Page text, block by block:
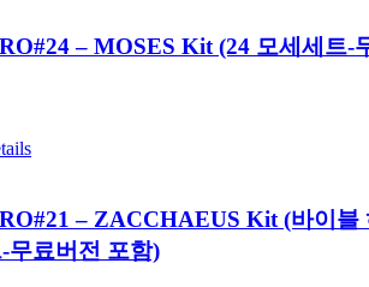
– MOSES Kit (24 모세세트-
– ZACCHAEUS Kit (바이블
무료버전 포함)